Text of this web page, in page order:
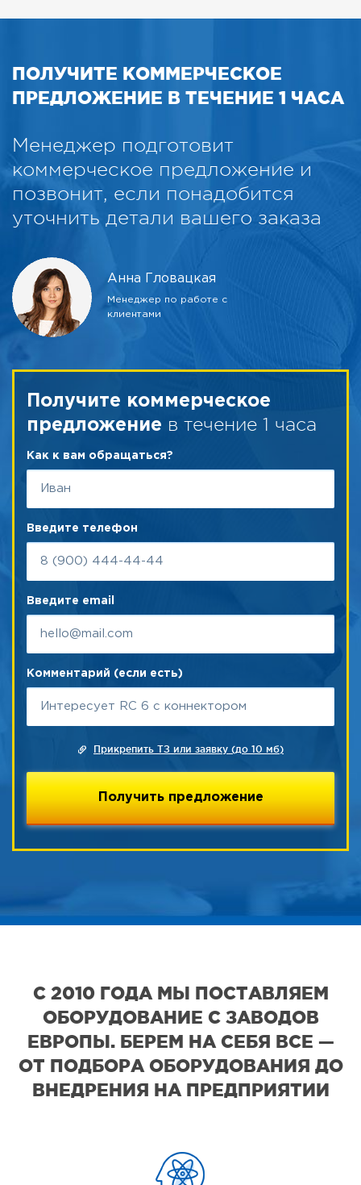
ПОЛУЧИТЕ КОММЕРЧЕСКОЕ
ПРЕДЛОЖЕНИЕ В ТЕЧЕНИЕ 1 ЧАСА
Менеджер подготовит
коммерческое предложение и
позвонит, если понадобится
уточнить детали вашего заказа
Анна Гловацкая
Менеджер по работе с
клиентами
Получите коммерческое
предложение в течение 1 часа
Как к вам обращаться?
Введите телефон
Введите email
Комментарий (если есть)
Прикрепить ТЗ или заявку (до 10 мб)
С 2010 ГОДА МЫ ПОСТАВЛЯЕМ
ОБОРУДОВАНИЕ С ЗАВОДОВ
ЕВРОПЫ. БЕРЕМ НА СЕБЯ ВСЕ —
ОТ ПОДБОРА ОБОРУДОВАНИЯ ДО
ВНЕДРЕНИЯ НА ПРЕДПРИЯТИИ